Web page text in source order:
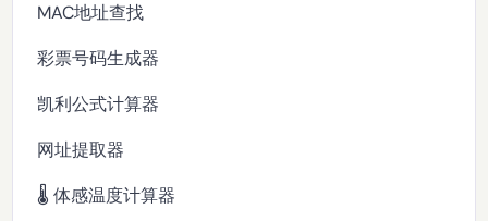
MAC地址查找
彩票号码生成器
凯利公式计算器
网址提取器
🌡️ 体感温度计算器